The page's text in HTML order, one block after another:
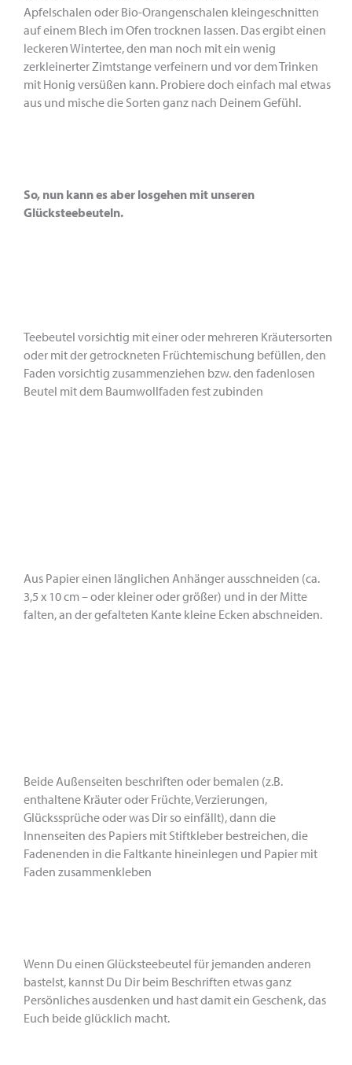
Apfelschalen oder Bio-Orangenschalen kleingeschnitten
auf einem Blech im Ofen trocknen lassen. Das ergibt einen
leckeren Wintertee, den man noch mit ein wenig
zerkleinerter Zimtstange verfeinern und vor dem Trinken
mit Honig versüßen kann. Probiere doch einfach mal etwas
aus und mische die Sorten ganz nach Deinem Gefühl.
So, nun kann es aber losgehen mit unseren
Glücksteebeuteln.
Teebeutel vorsichtig mit einer oder mehreren Kräutersorten
oder mit der getrockneten Früchtemischung befüllen, den
Faden vorsichtig zusammenziehen bzw. den fadenlosen
Beutel mit dem Baumwollfaden fest zubinden
Aus Papier einen länglichen Anhänger ausschneiden (ca.
3,5 x 10 cm – oder kleiner oder größer) und in der Mitte
falten, an der gefalteten Kante kleine Ecken abschneiden.
Beide Außenseiten beschriften oder bemalen (z.B.
enthaltene Kräuter oder Früchte, Verzierungen,
Glückssprüche oder was Dir so einfällt), dann die
Innenseiten des Papiers mit Stiftkleber bestreichen, die
Fadenenden in die Faltkante hineinlegen und Papier mit
Faden zusammenkleben
Wenn Du einen Glücksteebeutel für jemanden anderen
bastelst, kannst Du Dir beim Beschriften etwas ganz
Persönliches ausdenken und hast damit ein Geschenk, das
Euch beide glücklich macht.